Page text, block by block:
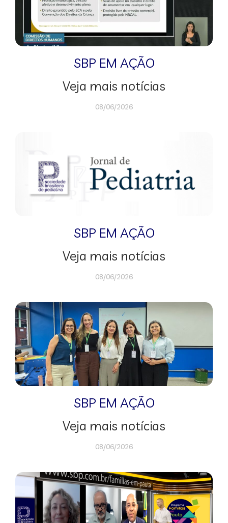
SBP EM AÇÃO
Veja mais notícias
08/06/2026
SBP EM AÇÃO
Veja mais notícias
08/06/2026
SBP EM AÇÃO
Veja mais notícias
08/06/2026